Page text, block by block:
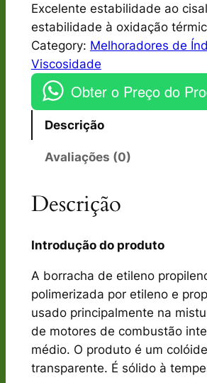
Excelente estabilidade ao
estabilidade à oxidação
Category: Melhoradores de
Viscosidade
Obter o Preço do
Descrição
Avaliações (0)
Descrição
Introdução do produto
A borracha de etileno
polimerizada por etileno e
usado principalmente na
de motores de combustão
médio. O produto é um
transparente. É sólido à